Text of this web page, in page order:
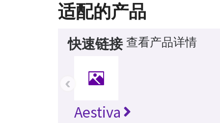
适配的产品
快速链接 查看产品详情
Aestiva
‹